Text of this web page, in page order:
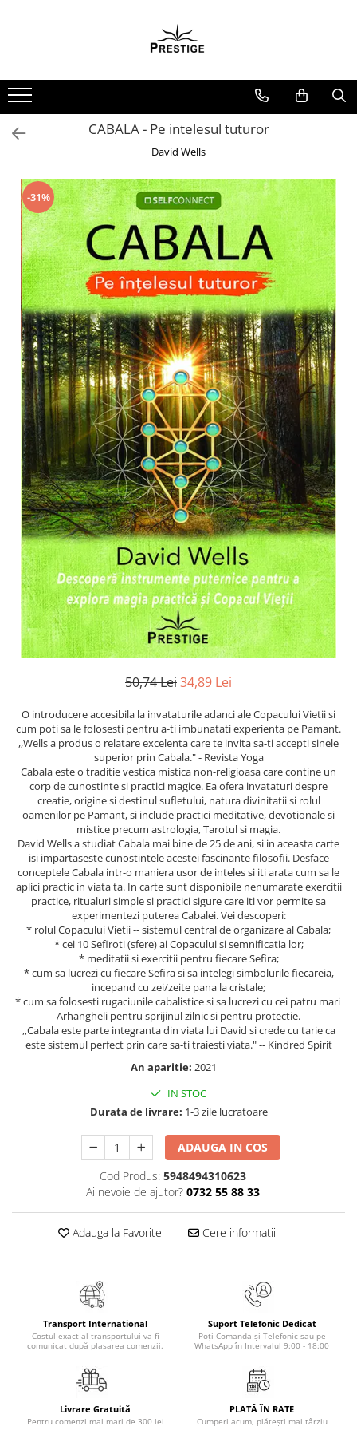
Noutati
Promotii
Pachete Speciale Carti
Arte Divinatorii
Astrologie
Chiromantie
Dezvoltare Spirituala
KidConnection
Minte Corp
New Illuminati Files
Numerologie
Paranormal
Parapsihologie
Ramtha
Audiobook
ReConnect
Religie
Crestinism
ScienceConnection
SelfConnect
SelfHealing
Vindecare Spirituala
Sanatate
Masaj
MedConnect
Medicina & Farmacie
Medicina Pentru Toti
SealfHealing
Sport
Starea de bine
Terapii Alternative
AudioBook
Beletristica
Biografii, Memorii, Jurnale
Carti pentru Adolescenti, Young
Adult
Crime, Thriller, Mistery
Literatura Universala
Romane de dragoste, Carti
Senzatii/Dragoste
Senzatii/Suspans
SF & Fantasy
Teatru
Teens Book Club
Birotica & Papetarie
Adezivi si benzi adezive
CABALA - Pe intelesul tuturor
David Wells
-31%
50,74 Lei34,89 Lei
O introducere accesibila la invataturile adanci ale Copacului Vietii si
cum poti sa le folosesti pentru a-ti imbunatati experienta pe Pamant.
,,Wells a produs o relatare excelenta care te invita sa-ti accepti sinele
superior prin Cabala." - Revista Yoga
Cabala este o traditie vestica mistica non-religioasa care contine un
corp de cunostinte si practici magice. Ea ofera invataturi despre
creatie, origine si destinul sufletului, natura divinitatii si rolul
oamenilor pe Pamant, si include practici meditative, devotionale si
mistice precum astrologia, Tarotul si magia.
David Wells a studiat Cabala mai bine de 25 de ani, si in aceasta carte
isi impartaseste cunostintele acestei fascinante filosofii. Desface
conceptele Cabala intr-o maniera usor de inteles si iti arata cum sa le
aplici practic in viata ta. In carte sunt disponibile nenumarate exercitii
practice, ritualuri simple si practici sigure care iti vor permite sa
experimentezi puterea Cabalei. Vei descoperi:
* rolul Copacului Vietii -- sistemul central de organizare al Cabala;
* cei 10 Sefiroti (sfere) ai Copacului si semnificatia lor;
* meditatii si exercitii pentru fiecare Sefira;
* cum sa lucrezi cu fiecare Sefira si sa intelegi simbolurile fiecareia,
incepand cu zei/zeite pana la cristale;
* cum sa folosesti rugaciunile cabalistice si sa lucrezi cu cei patru mari
Arhangheli pentru sprijinul zilnic si pentru protectie.
,,Cabala este parte integranta din viata lui David si crede cu tarie ca
este sistemul perfect prin care sa-ti traiesti viata." -- Kindred Spirit
An aparitie: 2021
IN STOC
Durata de livrare: 1-3 zile lucratoare
ADAUGA IN COS
Cod Produs: 5948494310623
Ai nevoie de ajutor? 0732 55 88 33
Adauga la Favorite Cere informatii
Transport International
Costul exact al transportului va fi
comunicat după plasarea comenzii.
Suport Telefonic Dedicat
Poți Comanda și Telefonic sau pe
WhatsApp în Intervalul 9:00 - 18:00
Livrare Gratuită
Pentru comenzi mai mari de 300 lei
PLATĂ ÎN RATE
Cumperi acum, plătești mai târziu